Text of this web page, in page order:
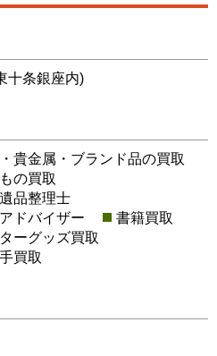
十条銀座内)
貴金属・ブランド品の買取
の買取
遺品整理士
ドバイザー
書籍買取
ーグッズ買取
買取